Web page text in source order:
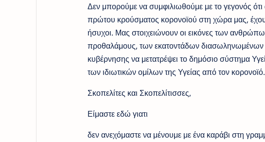
Δεν μπορούμε να συμφιλιωθούμε με το γεγονός
πρώτου κρούσματος κορονοϊού στη χώρα μας,
ήσυχοι. Μας στοιχειώνουν οι εικόνες των
προθαλάμους, των εκατοντάδων διασωληνωμένων
κυβέρνησης να μετατρέψει το δημόσιο σύστημα
των ιδιωτικών ομίλων της Υγείας από τον κορονοϊό.
Σκοπελίτες και Σκοπελίτισσες,
Είμαστε εδώ γιατι
δεν ανεχόμαστε να μένουμε με ένα καράβι στη